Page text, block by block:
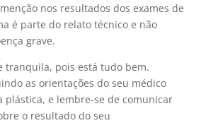
nos resultados dos exames de
é parte do relato técnico e não
grave.
tranquila, pois está tudo bem.
as orientações do seu médico
plástica, e lembre-se de comunicar
o resultado do seu